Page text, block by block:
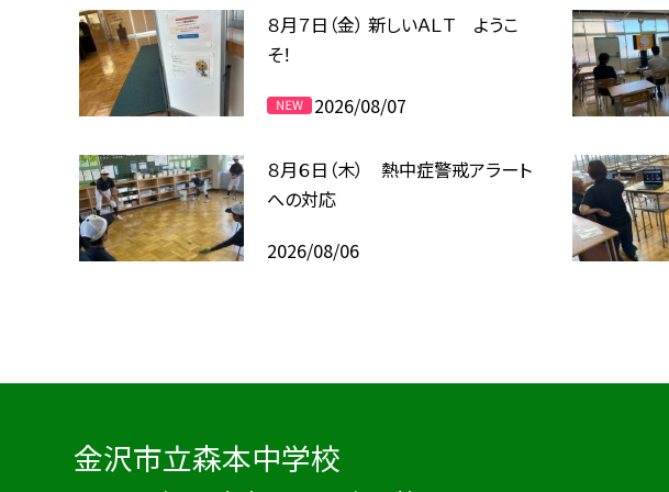
８月７日（金） 新しいＡＬＴ ようこ
そ！
2026/08/07
８月６日（木） 熱中症警戒アラート
への対応
2026/08/06
金沢市立森本中学校